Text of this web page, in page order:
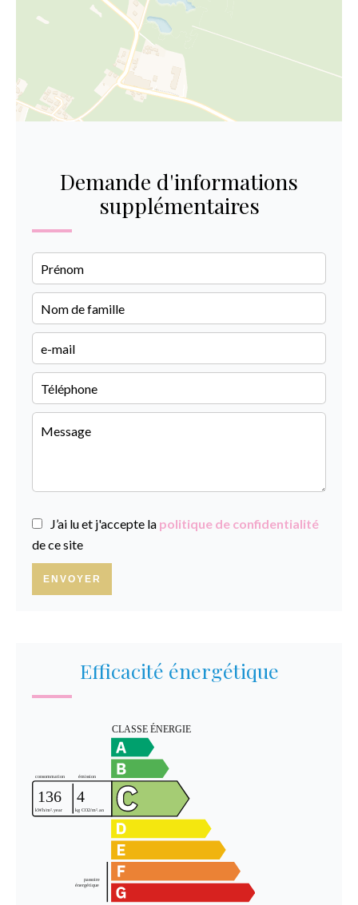
Demande d'informations
supplémentaires
J’ai lu et j'accepte la politique de confidentialité
de ce site
ENVOYER
Efficacité énergétique